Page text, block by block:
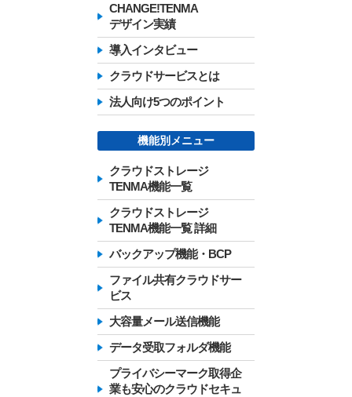
CHANGE!TENMA
デザイン実績
導入インタビュー
クラウドサービスとは
法人向け5つのポイント
機能別メニュー
クラウドストレージ
TENMA機能一覧
クラウドストレージ
TENMA機能一覧 詳細
バックアップ機能・BCP
ファイル共有クラウドサー
ビス
大容量メール送信機能
データ受取フォルダ機能
プライバシーマーク取得企
業も安心のクラウドセキュ